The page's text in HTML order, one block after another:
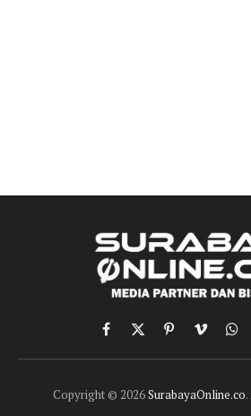
Facebook
X
(Twitter)
PinterestVimeo
Copyright © 2026SurabayaOnline.co